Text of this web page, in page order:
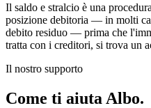
Il saldo e stralcio è una
posizione debitoria — in molti
debito residuo — prima che
tratta con i creditori, si trova un
Il nostro supporto
Come ti aiuta Albo.